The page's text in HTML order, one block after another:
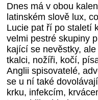
Dnes má v obou
latinském slově lux,
Lucie pat ří po staletí
velmi pestré skupiny
kající se nevěstky,
tkalci, nožíři, kočí,
Anglii spisovatelé,
se u ní také
krku, infekcím,